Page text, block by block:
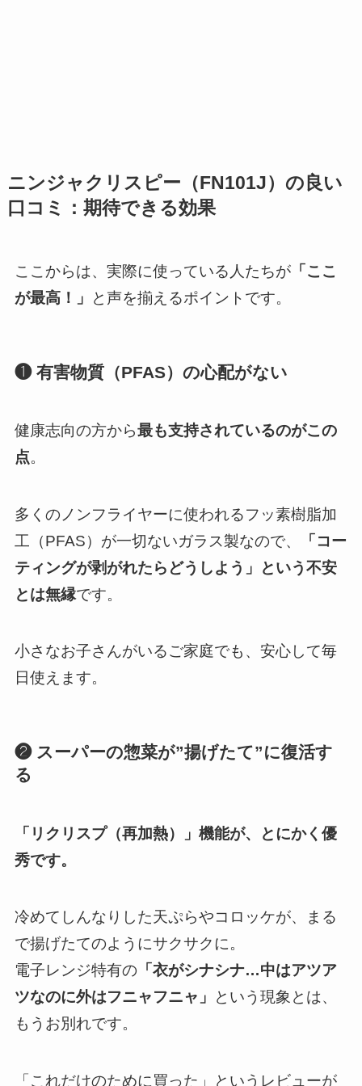
ニンジャクリスピー （FN101J）の良い
口コミ：期待できる効果
ここからは、実際に使っている人たちが「ここ
が最高！」
と声を揃えるポイントです。
❶ 有害物質（PFAS）の心配がない
健康志向の方から最も支持されているのがこの
点。
多くのノンフライヤーに使われるフッ素樹脂加
工（PFAS）が一切ないガラス製なので、
「コー
ティングが剥がれたらどうしよう」という不安
とは無縁です。
小さなお子さんがいるご家庭でも、安心して毎
日使えます。
❷ スーパーの惣菜が”揚げたて”に復活す
る
「リクリスプ（再加熱）」機能が、とにかく優
秀です。
冷めてしんなりした天ぷらやコロッケが、まる
で揚げたてのようにサクサクに。
電子レンジ特有の「衣がシナシナ…中はアツア
ツなのに外はフニャフニャ」
という現象とは、
もうお別れです。
「これだけのために買った」というレビューが